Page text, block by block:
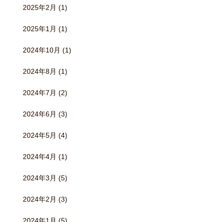
2025年2月 (1)
2025年1月 (1)
2024年10月 (1)
2024年8月 (1)
2024年7月 (2)
2024年6月 (3)
2024年5月 (4)
2024年4月 (1)
2024年3月 (5)
2024年2月 (3)